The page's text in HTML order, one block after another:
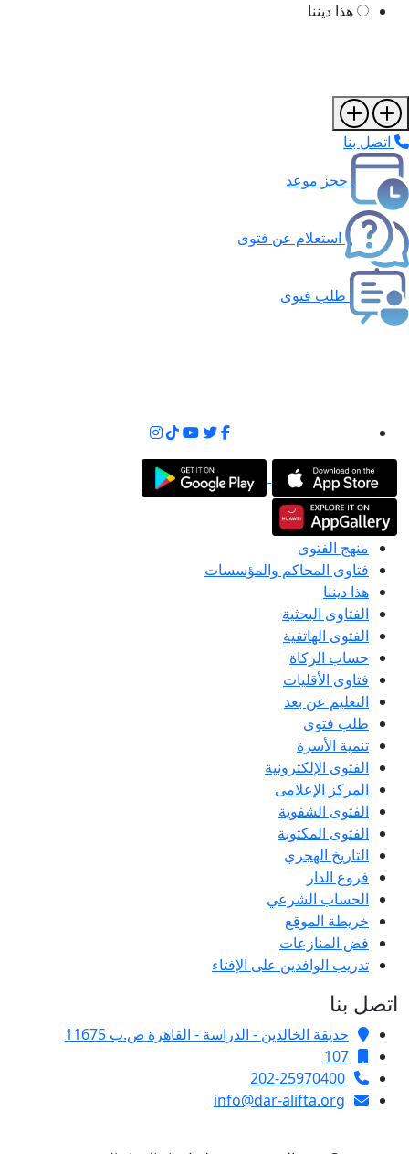
هذا ديننا
اتصل بنا
حجز موعد
استعلام عن فتوى
طلب فتوى
منهج الفتوى
فتاوى المحاكم والمؤسسات
هذا ديننا
الفتاوى البحثية
الفتوى الهاتفية
حساب الزكاة
فتاوى الأقليات
التعليم عن بعد
طلب فتوى
تنمية الأسرة
الفتوى الإلكترونية
المركز الإعلامى
الفتوى الشفوية
الفتوى المكتوبة
التاريخ الهجري
فروع الدار
الحساب الشرعي
خريطة الموقع
فض المنازعات
تدريب الوافدين على الإفتاء
اتصل بنا
حديقة الخالدين - الدراسة - القاهرة ص.ب 11675
107
202-25970400
info@dar-alifta.org